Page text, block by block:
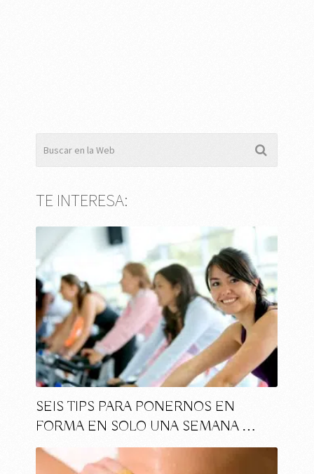
TE INTERESA:
SEIS TIPS PARA PONERNOS EN
FORMA EN SOLO UNA SEMANA …